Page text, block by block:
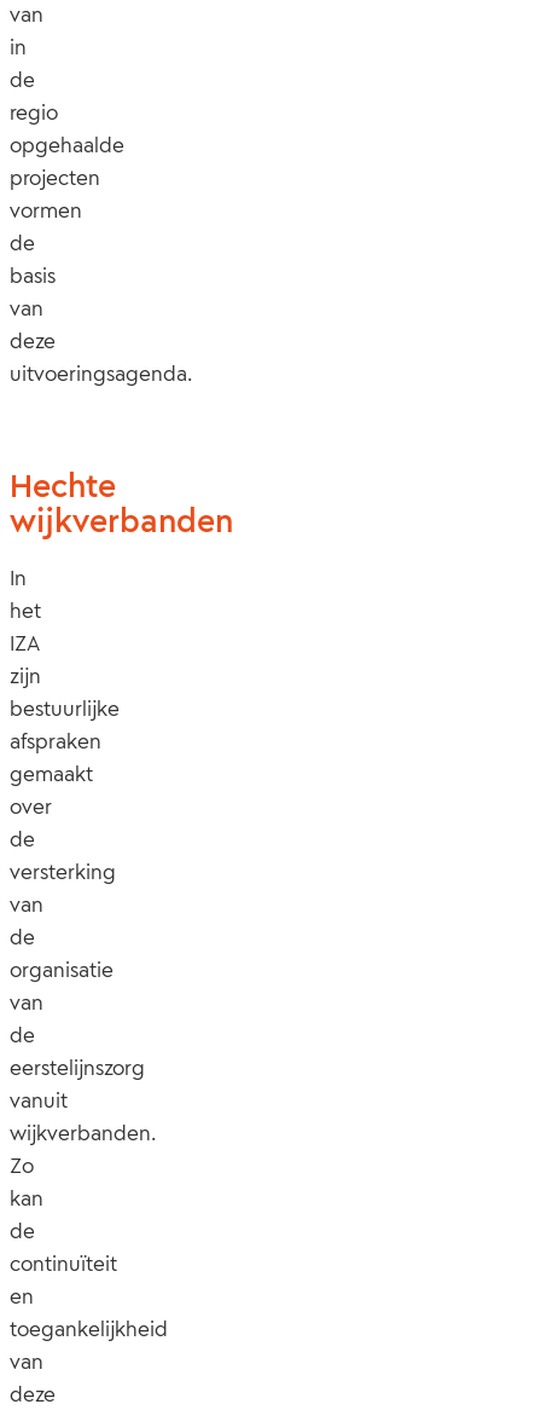
van
in
de
regio
opgehaalde
projecten
vormen
de
basis
van
deze
uitvoeringsagenda.
Hechte
wijkverbanden
In
het
IZA
zijn
bestuurlijke
afspraken
gemaakt
over
de
versterking
van
de
organisatie
van
de
eerstelijnszorg
vanuit
wijkverbanden.
Zo
kan
de
continuïteit
en
toegankelijkheid
van
deze